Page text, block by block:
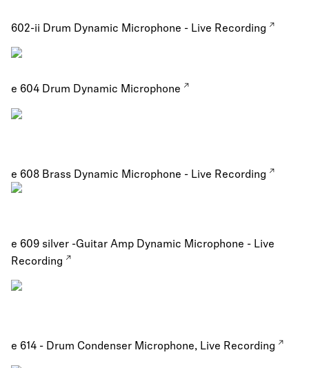
602-ii Drum Dynamic Microphone - Live Recording
e 604 Drum Dynamic Microphone
e 608 Brass Dynamic Microphone - Live Recording
e 609 silver -Guitar Amp Dynamic Microphone - Live
Recording
e 614 - Drum Condenser Microphone, Live Recording